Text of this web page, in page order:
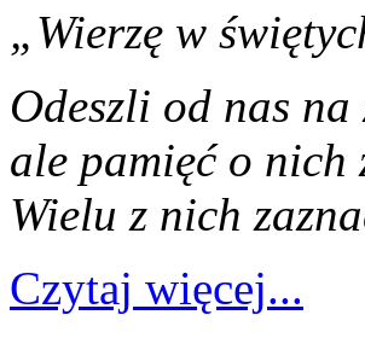
„Wierzę w
Odeszli od nas na
ale pamięć o nich
Wielu z nich
Czytaj więcej...